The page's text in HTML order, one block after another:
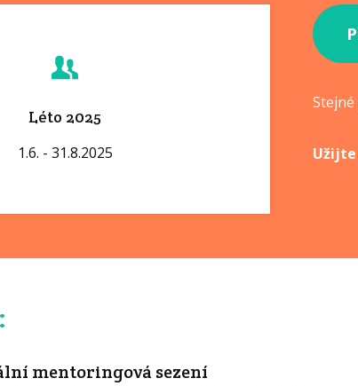
Léto 2025
1.6. - 31.8.2025
mentoringová sezení